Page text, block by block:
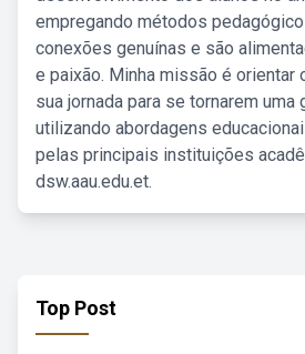
empregando métodos
conexões genuínas e são
e paixão. Minha missão é orientar
sua jornada para se tornarem uma
utilizando abordagens
pelas principais instituições
dsw.aau.edu.et.
Top Post